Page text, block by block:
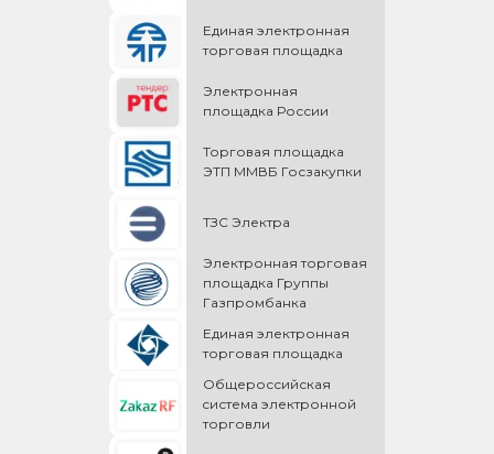
Единая электронная
торговая площадка
Электронная
площадка России
Торговая площадка
ЭТП ММВБ Госзакупки
ТЗС Электра
Электронная торговая
площадка Группы
Газпромбанка
Единая электронная
торговая площадка
Общероссийская
cистема электронной
торговли